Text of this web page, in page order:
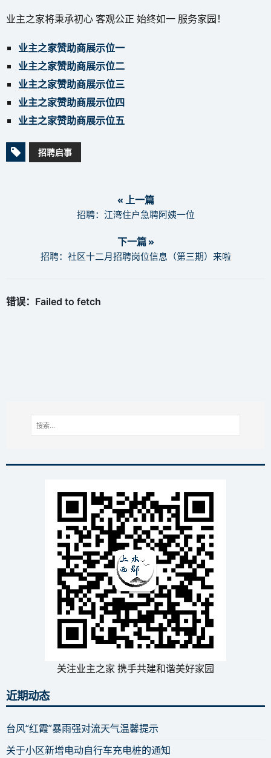
业主之家将秉承初心 客观公正 始终如一 服务家园！
业主之家赞助商展示位一
业主之家赞助商展示位二
业主之家赞助商展示位三
业主之家赞助商展示位四
业主之家赞助商展示位五
招聘启事
« 上一篇
招聘：江湾住户急聘阿姨一位
下一篇 »
招聘：社区十二月招聘岗位信息（第三期）来啦
关注业主之家 携手共建和谐美好家园
近期动态
台风“红霞”暴雨强对流天气温馨提示
关于小区新增电动自行车充电桩的通知